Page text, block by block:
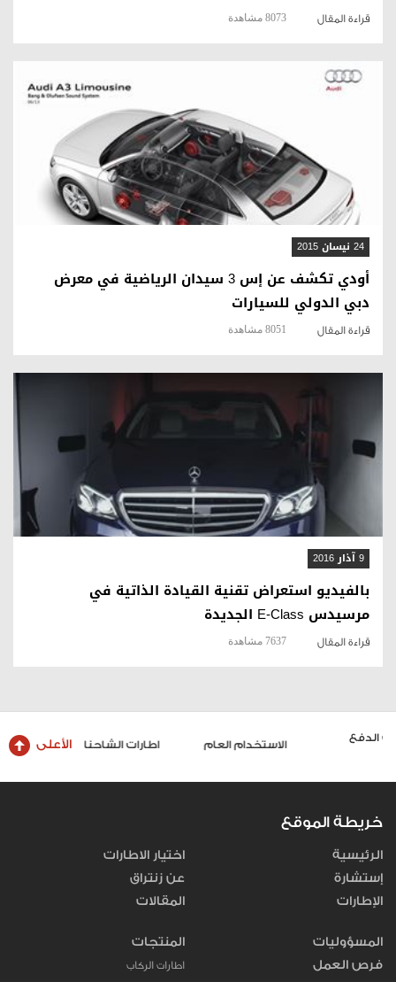
قراءة المقال 8073 مشاهدة
قراءة المقال
24 نيسان 2015
أودي تكشف عن إس 3 سيدان الرياضية في معرض
دبي الدولي للسيارات
قراءة المقال 8051 مشاهدة
9 آذار 2016
بالفيديو استعراض تقنية القيادة الذاتية في
مرسيدس E-Class الجديدة
قراءة المقال 7637 مشاهدة
الاستخدام العام اطارات الشاحنات والحافلات الأعلى
خريطة الموقع
الرئيسية
إستشارة
الإطارات
اختيار الاطارات
عن زنتراق
المقالات
المسؤوليات
فرص العمل
المنتجات
اطارات الركاب